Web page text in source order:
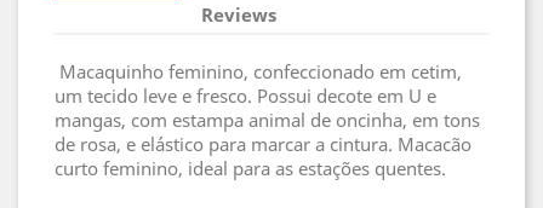
Reviews
Macaquinho feminino, confeccionado em cetim,
um tecido leve e fresco. Possui decote em U e
mangas, com estampa animal de oncinha, em tons
de rosa, e elástico para marcar a cintura. Macacão
curto feminino, ideal para as estações quentes.